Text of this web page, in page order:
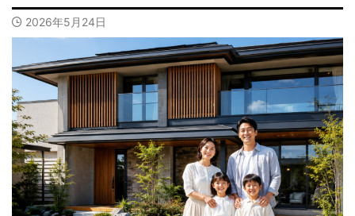
2026年5月24日